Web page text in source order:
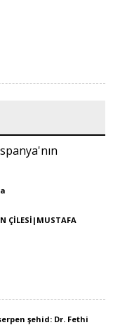
ÇİLESİ|MUSTAFA
şehid: Dr. Fethi